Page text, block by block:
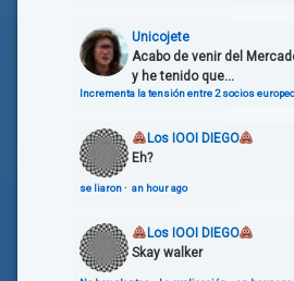
Unicojete
Acabo de venir del
y he tenido que...
Incrementa la tensión entre 2 socios
Los IOOI DIEGO
Eh?
se liaron· an hour ago
Los IOOI DIEGO
Skay walker